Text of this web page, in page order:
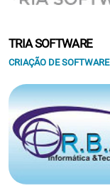
TRIA SOFTWARE
CRIAÇÃO DE SOFTWARE